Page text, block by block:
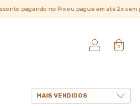
no Pix ou pague em até 2x sem juros no cartão
0